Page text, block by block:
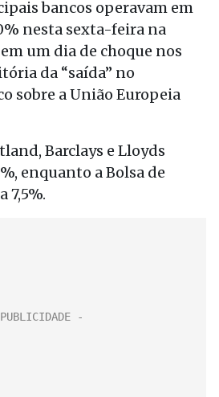
bancos operavam em
nesta sexta-feira na
um dia de choque nos
da “saída” no
sobre a União Europeia
Barclays e Lloyds
enquanto a Bolsa de
7,5%.